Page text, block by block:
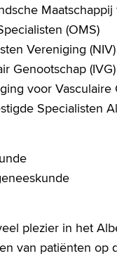
(OMS)
Vereniging (NIV)
Genootschap (IVG)
voor Vasculaire
Specialisten
plezier in het
van patiënten op